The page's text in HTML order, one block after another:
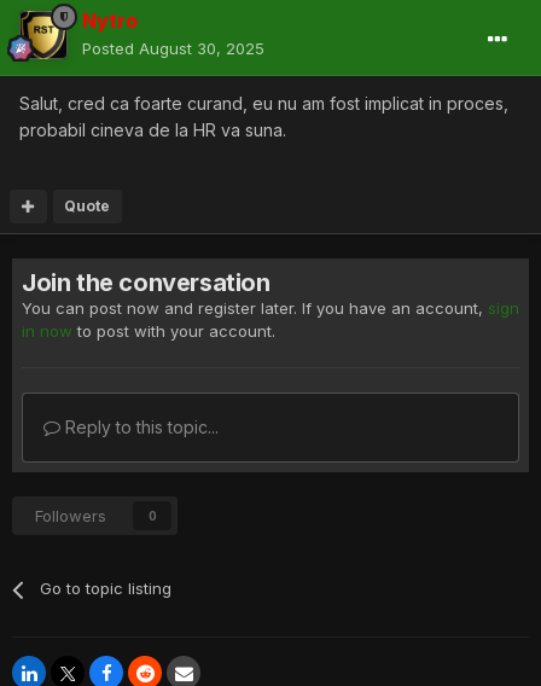
Nytro
Posted August 30, 2025
Salut, cred ca foarte curand, eu nu am fost implicat in proces,
probabil cineva de la HR va suna.
Quote
Join the conversation
You can post now and register later. If you have an account, sign
in now to post with your account.
Reply to this topic...
Followers 0
Go to topic listing